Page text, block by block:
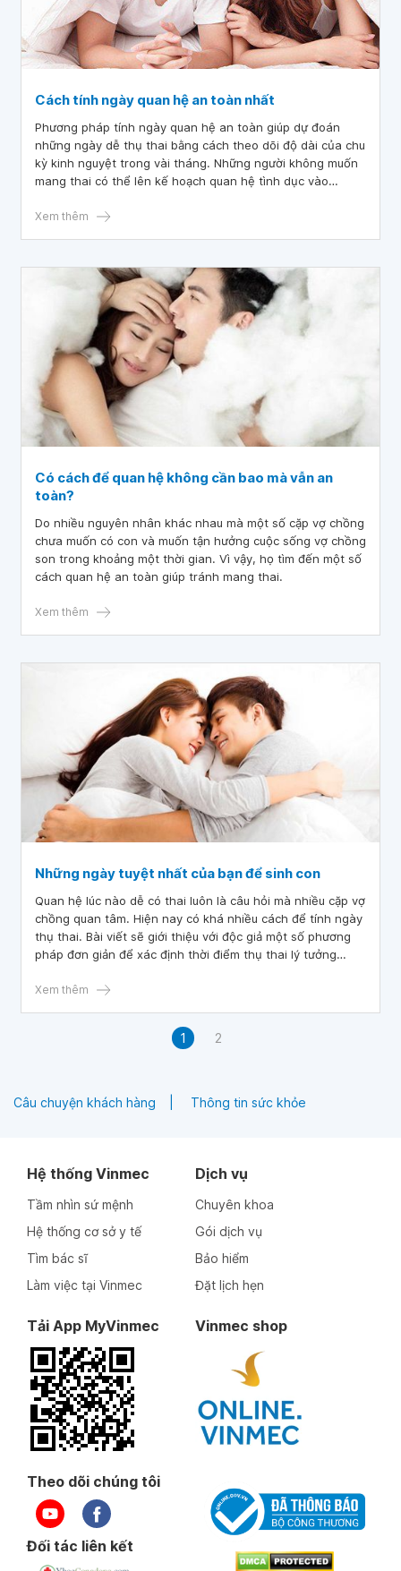
Cách tính ngày quan hệ an toàn nhất
Phương pháp tính ngày quan hệ an toàn giúp dự đoán
những ngày dễ thụ thai bằng cách theo dõi độ dài của chu
kỳ kinh nguyệt trong vài tháng. Những người không muốn
mang thai có thể lên kế hoạch quan hệ tình dục vào
hệ an toàn như thế nào?
Xem thêm
Có cách để quan hệ không cần bao mà vẫn an
toàn?
Do nhiều nguyên nhân khác nhau mà một số cặp vợ chồng
chưa muốn có con và muốn tận hưởng cuộc sống vợ chồng
son trong khoảng một thời gian. Vì vậy, họ tìm đến một số
cách quan hệ an toàn giúp tránh mang thai.
Xem thêm
Những ngày tuyệt nhất của bạn để sinh con
Quan hệ lúc nào dễ có thai luôn là câu hỏi mà nhiều cặp vợ
chồng quan tâm. Hiện nay có khá nhiều cách để tính ngày
thụ thai. Bài viết sẽ giới thiệu với độc giả một số phương
pháp đơn giản để xác định thời điểm thụ thai lý tưởng
Xem thêm
1 2
Câu chuyện khách hàng Thông tin sức khỏe
Hệ thống Vinmec
Tầm nhìn sứ mệnh
Hệ thống cơ sở y tế
Tìm bác sĩ
Làm việc tại Vinmec
Dịch vụ
Chuyên khoa
Gói dịch vụ
Bảo hiểm
Đặt lịch hẹn
Tải App MyVinmec Vinmec shop
Theo dõi chúng tôi
Đối tác liên kết